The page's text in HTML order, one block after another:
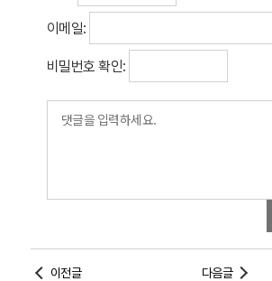
이메일:
비밀번호 확인:
이전글 다음글